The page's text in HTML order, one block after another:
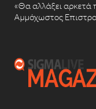
«Θα αλλάξει αρκετά
Αμμόχωστος